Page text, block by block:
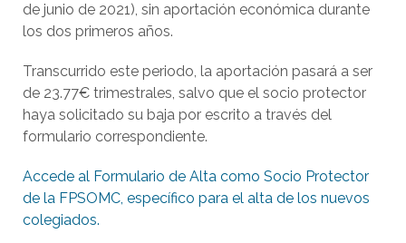
de junio de 2021), sin aportación económica durante
los dos primeros años.
Transcurrido este periodo, la aportación pasará a ser
de 23.77€ trimestrales, salvo que el socio protector
haya solicitado su baja por escrito a través del
formulario correspondiente.
Accede al Formulario de Alta como Socio Protector
de la FPSOMC, específico para el alta de los nuevos
colegiados.